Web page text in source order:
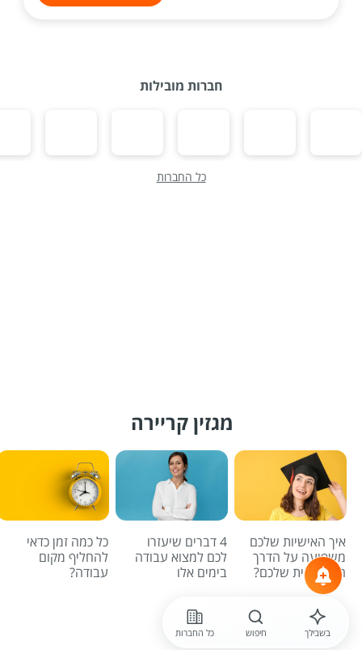
חברות מובילות
כל החברות
מגזין קריירה
איך האישיות שלכם
משפיעה על הדרך
המקצועית שלכם?
4 דברים שיעזרו
לכם למצוא עבודה
בימים אלו
כל כמה זמן כדאי
להחליף מקום
עבודה?
לכל הכתבות
בשבילך חיפוש כל החברות